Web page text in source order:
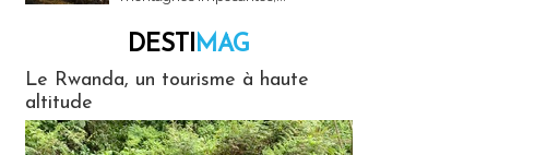
DESTIMAG
Le Rwanda, un tourisme à haute
altitude